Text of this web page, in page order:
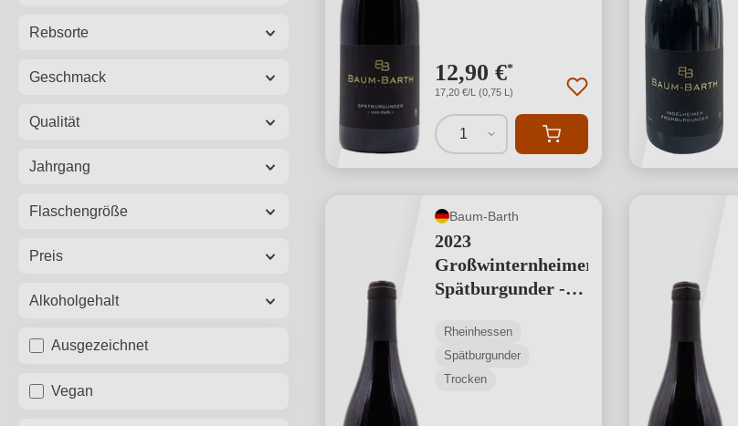
Rebsorte
Geschmack
Qualität
Jahrgang
Flaschengröße
Preis
Alkoholgehalt
Ausgezeichnet
Vegan
12,90 €*
17,20 €/L (0,75 L)
1
Baum-Barth
2023
Großwinternheimer
Spätburgunder -
Rheinhessen
Spätburgunder
Trocken